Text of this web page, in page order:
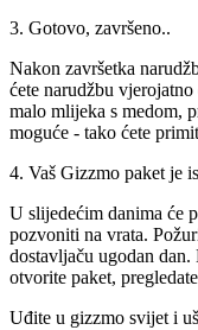
3. Gotovo, završeno..
Nakon završetka
ćete narudžbu
malo mlijeka s medom,
moguće - tako ćete
4. Vaš Gizzmo paket je
U slijedećim danima će
pozvoniti na vrata.
dostavljaču ugodan dan.
otvorite paket,
Uđite u gizzmo svijet i